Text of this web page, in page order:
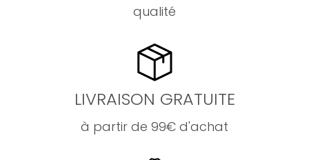
qualité
LIVRAISON GRATUITE
à partir de 99€ d'achat